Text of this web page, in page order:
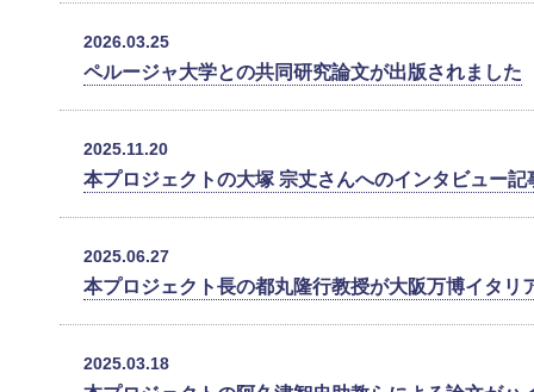
2026.03.25
ペルージャ大学との共同研究論文が出版されました
2025.11.20
本プロジェクトの大塚 宗丈さんへのインタビュー
2025.06.27
本プロジェクト長の都丸隆行教授が大阪万博イタリ
2025.03.18